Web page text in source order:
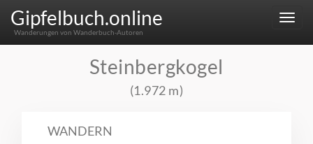
Menu
Gipfelbuch.online
Wanderungen von Wanderbuch-Autoren
Steinbergkogel
(1.972 m)
WANDERN